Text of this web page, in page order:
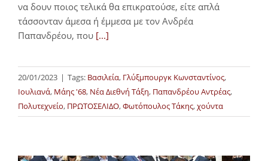
να δουν ποιος τελικά θα επικρατούσε, είτε απλά
τάσσονταν άμεσα ή έμμεσα με τον Ανδρέα
Παπανδρέου, που [...]
20/01/2023 | Tags: Βασιλεία, Γλύξμπουργκ Κωνσταντίνος,
Ιουλιανά, Μάης '68, Νέα Διεθνή Τάξη, Παπανδρέου Αντρέας,
Πολυτεχνείο, ΠΡΩΤΟΣΕΛΙΔΟ,Φωτόπουλος Τάκης,χούντα